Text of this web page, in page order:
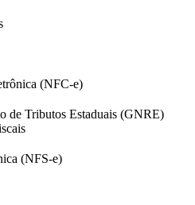
(NFC-e)
de Tributos Estaduais (GNRE)
(NFS-e)